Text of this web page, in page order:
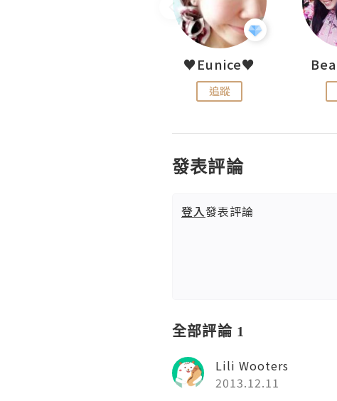
♥Eunice♥
追蹤
發表評論
登入發表評論
全部評論 1
Lili Wooters
2013.12.11